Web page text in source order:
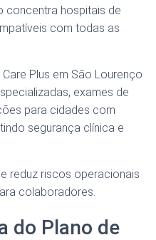
concentra hospitais de
com todas as
Plus em São Lourenço
exames de
para cidades com
segurança clínica e
reduz riscos operacionais
colaboradores.
do Plano de